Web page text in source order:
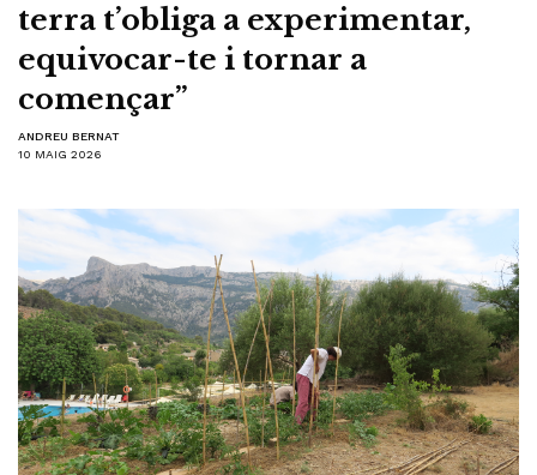
terra t’obliga a experimentar,
equivocar-te i tornar a
començar”
ANDREU BERNAT
10 MAIG 2026